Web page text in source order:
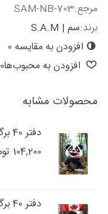
مرجع:SAM-NB-703
برند:سم | S.A.M
افزودن به مقایسه0
افزودن به محبوب‌ها0
محصولات مشابه
دفتر 40 برگ دو خط (زبان) وزیری مازلاین - کد...
104,200 تومان
دفتر 40 برگ دو خط (زبان) وزیری مازلاین - کد...